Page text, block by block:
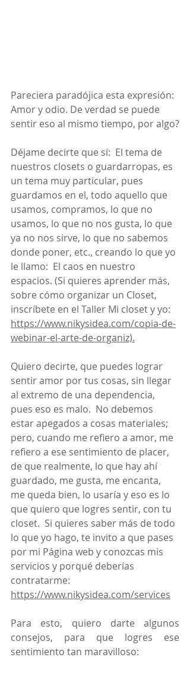
Pareciera paradójica esta expresión:
Amor y odio. De verdad se puede
sentir eso al mismo tiempo, por algo?
Déjame decirte que sí:  El tema de
nuestros closets o guardarropas, es
un tema muy particular, pues
guardamos en el, todo aquello que
usamos, compramos, lo que no
usamos, lo que no nos gusta, lo que
ya no nos sirve, lo que no sabemos
donde poner, etc., creando lo que yo
le llamo:  El caos en nuestro
espacios. (Si quieres aprender más,
sobre cómo organizar un Closet,
inscríbete en el Taller Mi closet y yo:
https://www.nikysidea.com/copia-de-
webinar-el-arte-de-organiz).
Quiero decirte, que puedes lograr
sentir amor por tus cosas, sin llegar
al extremo de una dependencia,
pues eso es malo.  No debemos
estar apegados a cosas materiales;
pero, cuando me refiero a amor, me
refiero a ese sentimiento de placer,
de que realmente, lo que hay ahí
guardado, me gusta, me encanta,
me queda bien, lo usaría y eso es lo
que quiero que logres sentir, con tu
closet.  Si quieres saber más de todo
lo que yo hago, te invito a que pases
por mi Página web y conozcas mis
servicios y porqué deberías
contratarme:
https://www.nikysidea.com/services
Para esto, quiero darte algunos
consejos, para que logres ese
sentimiento tan maravilloso: